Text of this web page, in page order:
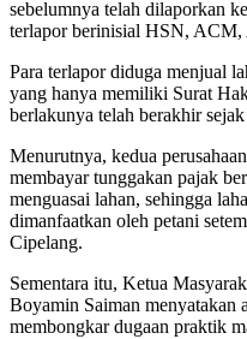
sebelumnya telah dilaporkan
terlapor berinisial HSN,
Para terlapor diduga menjual
yang hanya memiliki Surat
berlakunya telah berakhir
Menurutnya, kedua
membayar tunggakan pajak
menguasai lahan, sehingga
dimanfaatkan oleh petani
Cipelang.
Sementara itu, Ketua
Boyamin Saiman menyatakan
membongkar dugaan praktik